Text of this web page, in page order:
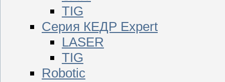
TIG
Серия КЕДР Expert
LASER
TIG
Robotic